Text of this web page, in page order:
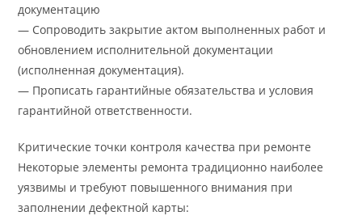
документацию
— Сопроводить закрытие актом выполненных работ и
обновлением исполнительной документации
(исполненная документация).
— Прописать гарантийные обязательства и условия
гарантийной ответственности.
Критические точки контроля качества при ремонте
Некоторые элементы ремонта традиционно наиболее
уязвимы и требуют повышенного внимания при
заполнении дефектной карты: